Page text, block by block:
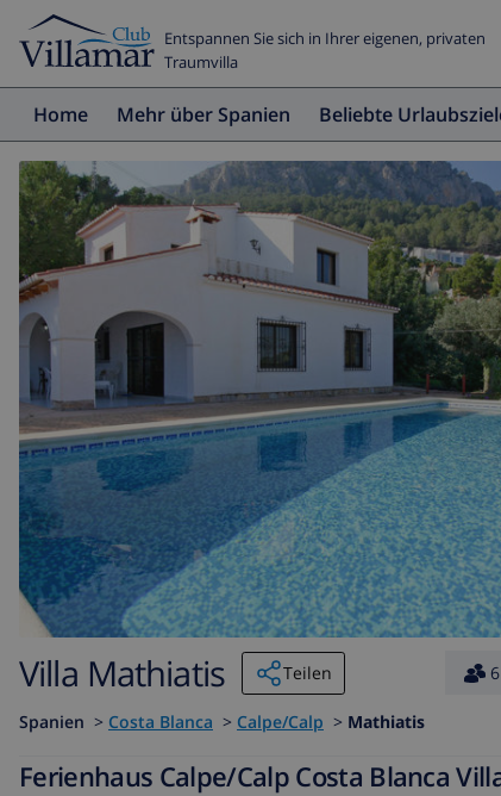
Entspannen Sie sich in Ihrer eigenen, privaten
Traumvilla
Home Mehr über Spanien Beliebte
Villa Mathiatis Teilen
Spanien > Costa Blanca > Calpe/Calp > Mathiatis
Ferienhaus Calpe/Calp Costa Blanca